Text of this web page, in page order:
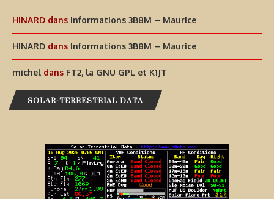
HINARD dans Informations 3B8M – Maurice
HINARD dans Informations 3B8M – Maurice
michel dans FT2, la GNU GPL et K1JT
SOLAR-TERRESTRIAL DATA